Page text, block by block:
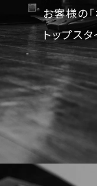
お客様の
トップスタ